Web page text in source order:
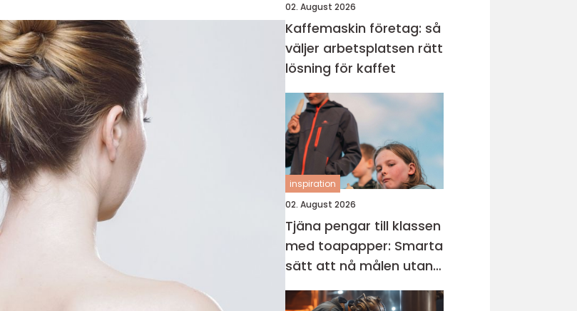
02. August 2026
Kaffemaskin företag: så
väljer arbetsplatsen rätt
lösning för kaffet
inspiration
02. August 2026
Tjäna pengar till klassen
med toapapper: Smarta
sätt att nå målen utan
stress